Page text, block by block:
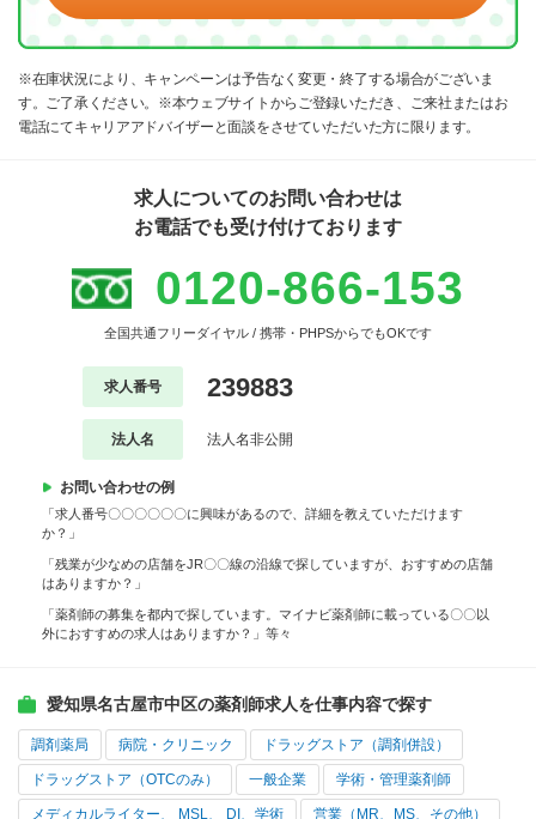
※在庫状況により、キャンペーンは予告なく変更・終了する場合がございま
す。ご了承ください。※本ウェブサイトからご登録いただき、ご来社またはお
電話にてキャリアアドバイザーと面談をさせていただいた方に限ります。
求人についてのお問い合わせは
お電話でも受け付けております
0120-866-153
全国共通フリーダイヤル / 携帯・PHPSからでもOKです
求人番号 239883
法人名 法人名非公開
お問い合わせの例
「求人番号〇〇〇〇〇〇に興味があるので、詳細を教えていただけます
か？」
「残業が少なめの店舗をJR〇〇線の沿線で探していますが、おすすめの店舗
はありますか？」
「薬剤師の募集を都内で探しています。マイナビ薬剤師に載っている〇〇以
外におすすめの求人はありますか？」等々
愛知県名古屋市中区の薬剤師求人を仕事内容で探す
調剤薬局 病院・クリニック ドラッグストア（調剤併設）
ドラッグストア（OTCのみ） 一般企業 学術・管理薬剤師
メディカルライター、 MSL、 DI、学術 営業（MR、MS、その他）